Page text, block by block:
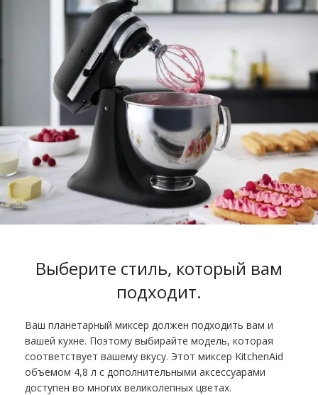
Выберите стиль, который вам
подходит.
Ваш планетарный миксер должен подходить вам и
вашей кухне. Поэтому выбирайте модель, которая
соответствует вашему вкусу. Этот миксер KitchenAid
объемом 4,8 л с дополнительными аксессуарами
доступен во многих великолепных цветах.